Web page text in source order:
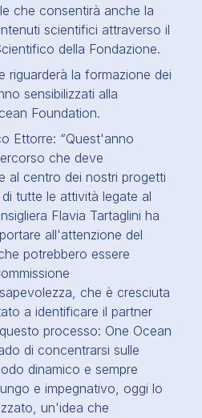
che consentirà anche la
scientifici attraverso il
della Fondazione.
riguarderà la formazione dei
sensibilizzati alla
Foundation.
Ettorre: “Quest'anno
che deve
al centro dei nostri progetti
tutte le attività legate al
Flavia Tartaglini ha
all'attenzione del
potrebbero essere
che è cresciuta
a identificare il partner
processo: One Ocean
di concentrarsi sulle
dinamico e sempre
e impegnativo, oggi lo
un'idea che